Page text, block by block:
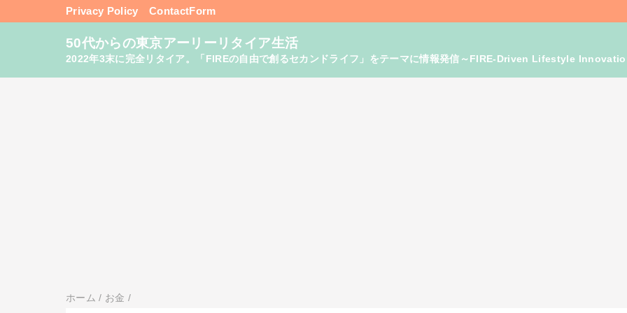
Privacy Policy ContactForm
50代からの東京アーリーリタイア生活
2022年3末に完全リタイア。「FIREの自由で創るセカンドライフ」をテーマに情報発信～FIRE-Driven Lifestyle
ホーム / お金 /